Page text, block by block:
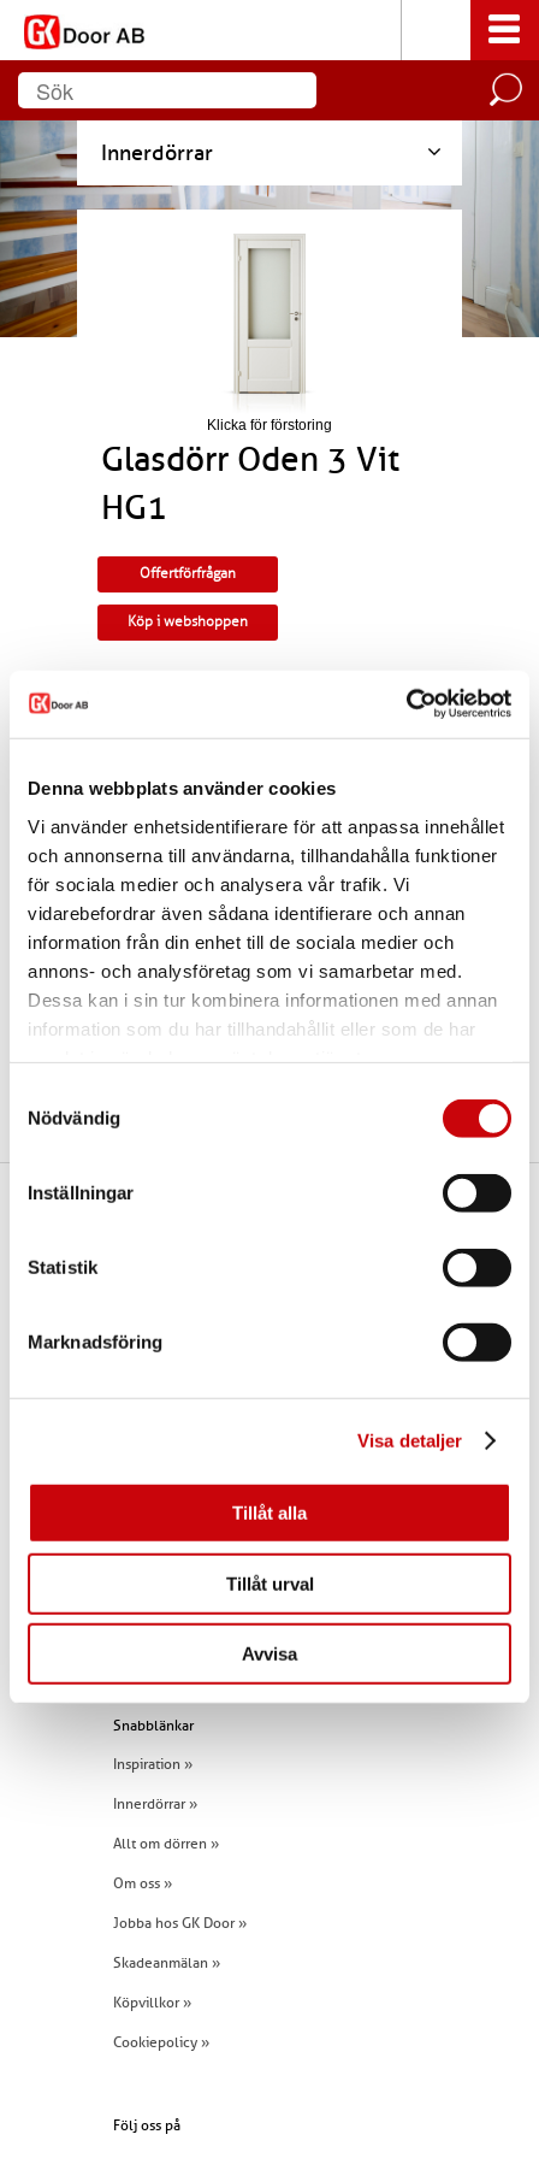
Denna webbplats använder cookies
Vi använder enhetsidentifierare för att anpassa innehållet
och annonserna till användarna, tillhandahålla funktioner
för sociala medier och analysera vår trafik. Vi
vidarebefordrar även sådana identifierare och annan
information från din enhet till de sociala medier och
annons- och analysföretag som vi samarbetar med.
Dessa kan i sin tur kombinera informationen med annan
information som du har tillhandahållit eller som de har
Nödvändig
Inställningar
Statistik
Marknadsföring
Visa detaljer
Tillåt alla
Tillåt urval
Avvisa
Innerdörrar
Klicka för förstoring
Glasdörr Oden 3 Vit
HG1
Offertförfrågan
Köp i webshoppen
Tillverkningsvara i samtliga storlekar och
och låskista. Kan modifieras till gammal
egna idéer. Modellen finns som enkeldörr,
pardörr i lika eller olika delning, skjutdörr samt
Varianten finns att köpa i webshoppen. I
offertförfrågan väljer dumått, ytbehandling,
Kontakta oss viamejlellertelefonom du har
några funderingar eller särskilda önskemål.
Dela
+46 (0)960 - 203 25
Snabblänkar
Inspiration »
Innerdörrar »
Allt om dörren »
Om oss »
Jobba hos GK Door »
Skadeanmälan »
Köpvillkor »
Cookiepolicy »
Följ oss på